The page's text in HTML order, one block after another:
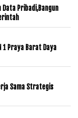
Data Pribadi,Bangun
1 Praya Barat Daya
Sama Strategis